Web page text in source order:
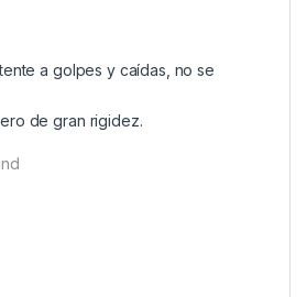
a golpes y caídas, no se
de gran rigidez.